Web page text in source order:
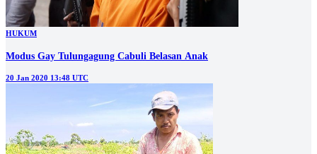
HUKUM
Modus Gay Tulungagung Cabuli Belasan Anak
20 Jan 2020 13:48 UTC